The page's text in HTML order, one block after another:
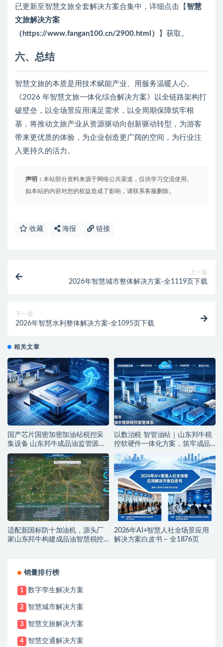
已更新至智慧文旅全套解决方案合集中，详细点击【 智慧
文旅解决方案
（https://www.fangan100.cn/2900.html）
】获取。
六、总结
智慧文旅的本质是用技术赋能产业、用服务温暖人心。
《2026 年智慧文旅一体化综合解决方案》以全链路架构打
破壁垒，以全场景应用满足需求，以全周期保障筑牢根
基，将推动文旅产业从资源驱动向创新驱动转型，为游客
带来更优质的体验，为企业创造更广阔的空间，为行业注
入更持久的活力。
声明： 本站部分资料来源于网络公共渠道，仅供学习交流使用。
如本站的内容对您的权益造成了影响，请联系客服删除。
收藏 海报 链接
上一篇
2026年智慧城市整体解决方案-全1119页下载
下一篇
2026年智慧水利整体解决方案-全1095页下载
相关文章
国产芯片国密加密加油站税控采
集设备 山东邦牛成品油监管源头
厂家
以数治税 智管油站｜山东邦牛税
控软硬件一体化方案，筑牢成品
油全链条监管防线
适配新国标防十加油机，源头厂
家山东邦牛构建成品油智慧税控
2026年AI+智慧人社全场景应用
解决方案白皮书 – 全1876页
销量排行榜
1 数字孪生解决方案
2 智慧城市解决方案
3 智慧文旅解决方案
4 智慧交通解决方案